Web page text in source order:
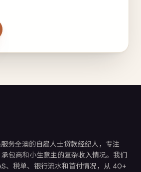
务全澳的自雇人士贷款经纪人，专注
包商和小生意主的复杂收入情况。我们
、税单、银行流水和首付情况，从 40+